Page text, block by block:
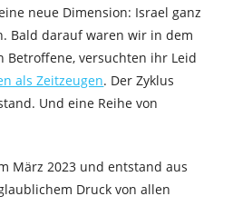
neue Dimension: Israel ganz
Bald darauf waren wir in dem
Betroffene, versuchten ihr Leid
als Zeitzeugen. Der Zyklus
Und eine Reihe von
März 2023 und entstand aus
Druck von allen